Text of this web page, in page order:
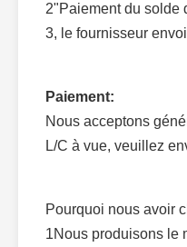
2"Paiement du solde
3, le fournisseur
Paiement:
Nous acceptons
L/C à vue, veuillez
Pourquoi nous avoir
1Nous produisons le